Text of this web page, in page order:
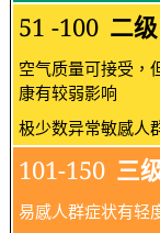
51 -100 二级
空气质量可接受，
康有较弱影响
极少数异常敏感人
101-150 三
易感人群症状有轻